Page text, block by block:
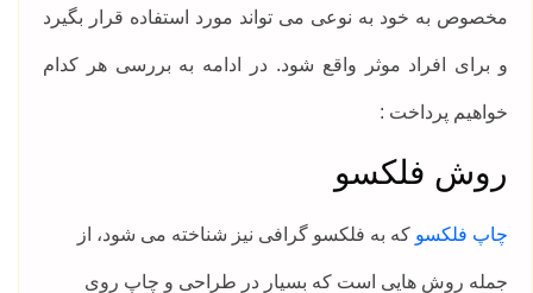
مخصوص به خود به نوعی می تواند مورد استفاده قرار بگیرد
و برای افراد موثر واقع شود. در ادامه به بررسی هر کدام
خواهیم پرداخت :
روش فلکسو
چاپ فلکسو که به فلکسو گرافی نیز شناخته می شود، از
جمله روش هایی است که بسیار در طراحی و چاپ روی